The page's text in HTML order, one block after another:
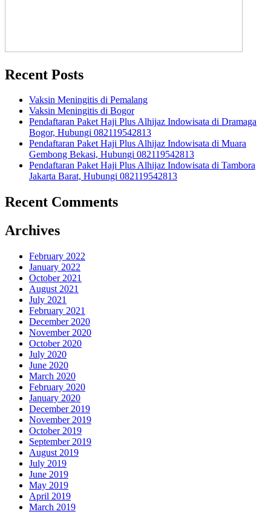
Recent Posts
Vaksin Meningitis di Pemalang
Vaksin Meningitis di Bogor
Pendaftaran Paket Haji Plus Alhijaz Indowisata di Dramaga
Bogor, Hubungi 082119542813
Pendaftaran Paket Haji Plus Alhijaz Indowisata di Muara
Gembong Bekasi, Hubungi 082119542813
Pendaftaran Paket Haji Plus Alhijaz Indowisata di Tambora
Jakarta Barat, Hubungi 082119542813
Recent Comments
Archives
February 2022
January 2022
October 2021
August 2021
July 2021
February 2021
December 2020
November 2020
October 2020
July 2020
June 2020
March 2020
February 2020
January 2020
December 2019
November 2019
October 2019
September 2019
August 2019
July 2019
June 2019
May 2019
April 2019
March 2019